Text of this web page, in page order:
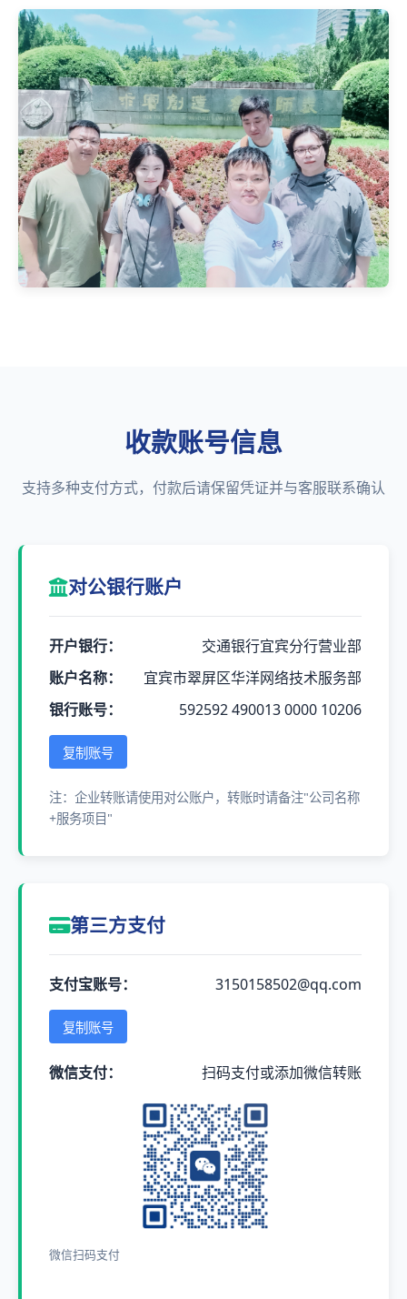
收款账号信息
支持多种支付方式，付款后请保留凭证并与客服联系确认
对公银行账户
开户银行：
交通银行宜宾分行营业部
账户名称：
宜宾市翠屏区华洋网络技术服务部
银行账号：
592592 490013 0000 10206
复制账号
注：企业转账请使用对公账户，转账时请备注"公司名称
+服务项目"
第三方支付
支付宝账号： 3150158502@qq.com
复制账号
微信支付： 扫码支付或添加微信转账
微信扫码支付